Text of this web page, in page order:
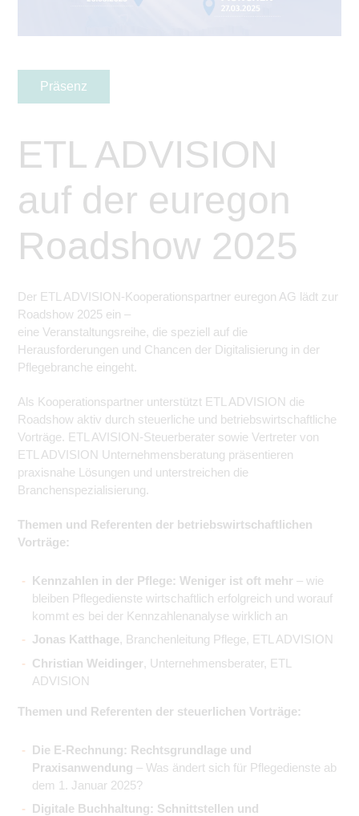
Präsenz
ETL ADVISION
auf der euregon
Roadshow 2025
Der ETL ADVISION-Kooperationspartner euregon AG lädt zur
Roadshow 2025 ein –
eine Veranstaltungsreihe, die speziell auf die
Herausforderungen und Chancen der Digitalisierung in der
Pflegebranche eingeht.
Als Kooperationspartner unterstützt ETL ADVISION die
Roadshow aktiv durch steuerliche und betriebswirtschaftliche
Vorträge. ETL AVISION-Steuerberater sowie Vertreter von
ETL ADVISION Unternehmensberatung präsentieren
praxisnahe Lösungen und unterstreichen die
Branchenspezialisierung.
Themen und Referenten der betriebswirtschaftlichen
Vorträge:
Kennzahlen in der Pflege: Weniger ist oft mehr – wie
bleiben Pflegedienste wirtschaftlich erfolgreich und worauf
kommt es bei der Kennzahlenanalyse wirklich an
Jonas Katthage, Branchenleitung Pflege, ETL ADVISION
Christian Weidinger, Unternehmensberater, ETL
ADVISION
Themen und Referenten der steuerlichen Vorträge:
Die E-Rechnung: Rechtsgrundlage und
Praxisanwendung – Was ändert sich für Pflegedienste ab
dem 1. Januar 2025?
Digitale Buchhaltung: Schnittstellen und